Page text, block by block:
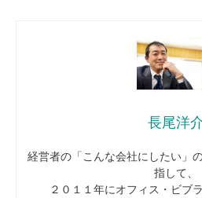
長尾洋
経営者の「こんな会社にしたい」
指して、
２０１１年にオフィス・ビブ